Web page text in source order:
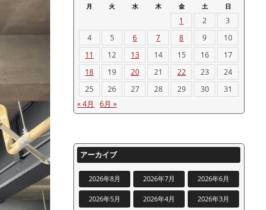
月 火 水 木 金 土 日
1 2
3
4
5 6 7 8 9
10
11
12 13 14 15 16
17
18
19 20 21 22 23
24
25
26 27 28 29 30
31
« 4月
6月 »
アーカイブ
2026年8月 2026年7月 2026年6月
2026年5月 2026年4月 2026年3月